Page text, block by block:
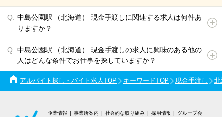
中島公園駅 （北海道） 現金手渡しに関連する求人は何件あ
りますか？
中島公園駅 （北海道） 現金手渡しの求人に興味のある他の
人はどんな条件でお仕事を探していますか？
アルバイト探し・バイト求人TOP キーワードTOP 現金手渡し 北
企業情報 事業所案内 社会的な取り組み 採用情報 グループ会